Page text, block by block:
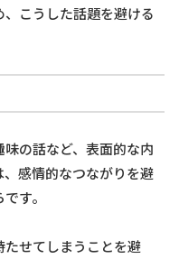
こうした話題を避ける
の話など、表面的な内
感情的なつながりを避
す。
せてしまうことを避